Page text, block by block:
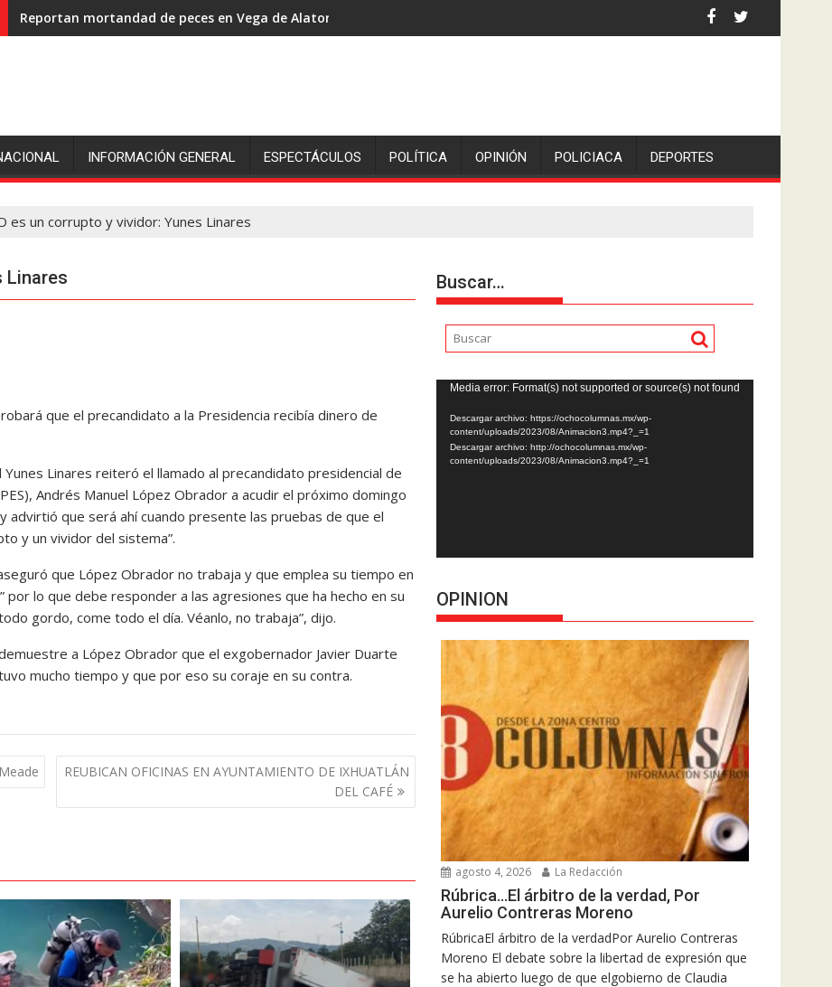
Reportan mortandad de peces en Vega de Alatorre: pescadores piden escolleras para evitar nuevos casos
INFORMACIÓN GENERAL ESPECTÁCULOS POLÍTICA OPINIÓN POLICIACA DEPORTES
es un corrupto y vividor: Yunes Linares
Linares
que el precandidato a la Presidencia recibía dinero de
Linares reiteró el llamado al precandidato presidencial de
Andrés Manuel López Obrador a acudir el próximo domingo
advirtió que será ahí cuando presente las pruebas de que el
y un vividor del sistema”.
que López Obrador no trabaja y que emplea su tiempo en
por lo que debe responder a las agresiones que ha hecho en su
gordo, come todo el día. Véanlo, no trabaja”, dijo.
a López Obrador que el exgobernador Javier Duarte
mucho tiempo y que por eso su coraje en su contra.
REUBICAN OFICINAS EN AYUNTAMIENTO DE IXHUATLÁN
DEL CAFÉ
Buscar…
Reproductor
de
vídeo
Media error: Format(s) not supported or source(s) not found
Descargar archivo: https://ochocolumnas.mx/wp-
content/uploads/2023/08/Animacion3.mp4?_=1
Descargar archivo: http://ochocolumnas.mx/wp-
content/uploads/2023/08/Animacion3.mp4?_=1
OPINION
agosto 4, 2026 La Redacción
Rúbrica…El árbitro de la verdad, Por
Aurelio Contreras Moreno
RúbricaEl árbitro de la verdadPor Aurelio Contreras
Moreno El debate sobre la libertad de expresión que
se ha abierto luego de que elgobierno de Claudia